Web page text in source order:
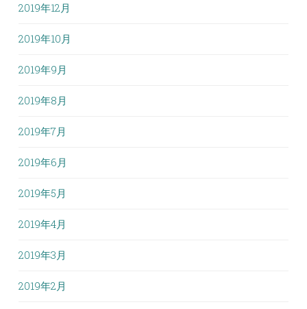
2019年12月
2019年10月
2019年9月
2019年8月
2019年7月
2019年6月
2019年5月
2019年4月
2019年3月
2019年2月